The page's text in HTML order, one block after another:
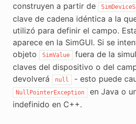
construyen a partir de
clave de cadena idéntica a la
utilizó para definir el campo.
aparece en la SimGUI. Si se
objeto
SimValue
fuera de la
claves del dispositivo o del
devolverá
null - esto puede
NullPointerException
en Java o
indefinido en C++.